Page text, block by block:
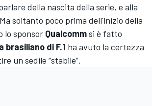
della nascita della serie, e alla
soltanto poco prima dell'inizio della
lo sponsor Qualcommsi è fatto
brasiliano di F.1 ha avuto la certezza
un sedile “stabile”.